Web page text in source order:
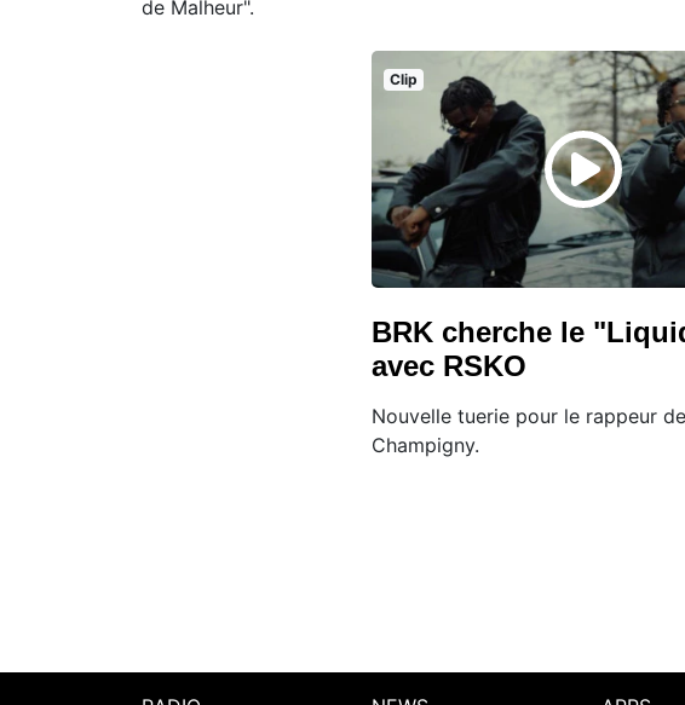
de Malheur".
Clip
BRK cherche le
avec RSKO
Nouvelle tuerie pour le rappeur de
Champigny.